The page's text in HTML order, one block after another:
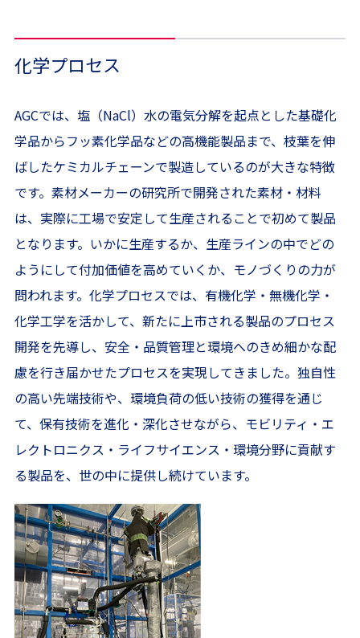
化学プロセス
AGCでは、塩（NaCl）水の電気分解を起点とした基礎化
学品からフッ素化学品などの高機能製品まで、枝葉を伸
ばしたケミカルチェーンで製造しているのが大きな特徴
です。素材メーカーの研究所で開発された素材・材料
は、実際に工場で安定して生産されることで初めて製品
となります。いかに生産するか、生産ラインの中でどの
ようにして付加価値を高めていくか、モノづくりの力が
問われます。化学プロセスでは、有機化学・無機化学・
化学工学を活かして、新たに上市される製品のプロセス
開発を先導し、安全・品質管理と環境へのきめ細かな配
慮を行き届かせたプロセスを実現してきました。独自性
の高い先端技術や、環境負荷の低い技術の獲得を通じ
て、保有技術を進化・深化させながら、モビリティ・エ
レクトロニクス・ライフサイエンス・環境分野に貢献す
る製品を、世の中に提供し続けています。